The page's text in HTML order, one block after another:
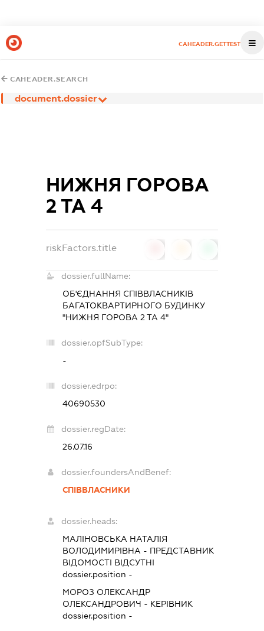
CAHEADER.GETTEST
CAHEADER.SEARCH
document.dossier
НИЖНЯ ГОРОВА
2 ТА 4
riskFactors.title
dossier.fullName:
ОБ'ЄДНАННЯ СПІВВЛАСНИКІВ
БАГАТОКВАРТИРНОГО БУДИНКУ
"НИЖНЯ ГОРОВА 2 ТА 4"
dossier.opfSubType:
-
dossier.edrpo:
40690530
dossier.regDate:
26.07.16
dossier.foundersAndBenef:
СПІВВЛАСНИКИ
dossier.heads:
МАЛІНОВСЬКА НАТАЛІЯ
ВОЛОДИМИРІВНА - ПРЕДСТАВНИК
ВІДОМОСТІ ВІДСУТНІ
dossier.position -
МОРОЗ ОЛЕКСАНДР
ОЛЕКСАНДРОВИЧ - КЕРІВНИК
dossier.position -